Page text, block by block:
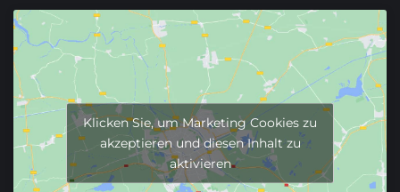
Klicken Sie, um Marketing Cookies zu
akzeptieren und diesen Inhalt zu
aktivieren